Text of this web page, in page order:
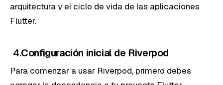
arquitectura y el ciclo de vida de las aplicaciones
Flutter.
4.Configuración inicial de Riverpod
Para comenzar a usar Riverpod, primero debes